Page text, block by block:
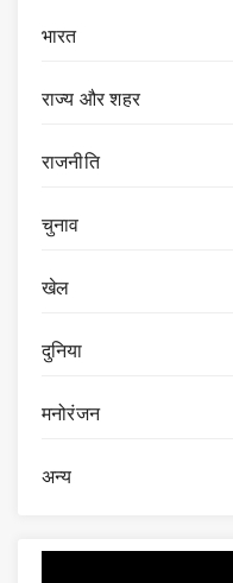
भारत
राज्य और शहर
राजनीति
चुनाव
खेल
दुनिया
मनोरंजन
अन्य